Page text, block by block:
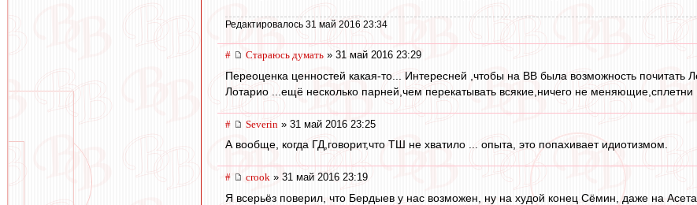
Редактировалось 31 май 2016 23:34
# Стараюсь думать » 31 май 2016 23:29
Переоценка ценностей какая-то... Интересней ,чтобы на ВВ была возможность
Лотарио ...ещё несколько парней,чем перекатывать всякие,ничего не меняющие,сплетни
# Severin » 31 май 2016 23:25
А вообще, когда ГД,говорит,что ТШ не хватило ... опыта, это попахивает идиотизмом.
# crook » 31 май 2016 23:19
Я всерьёз поверил, что Бердыев у нас возможен, ну на худой конец Сёмин, даже на